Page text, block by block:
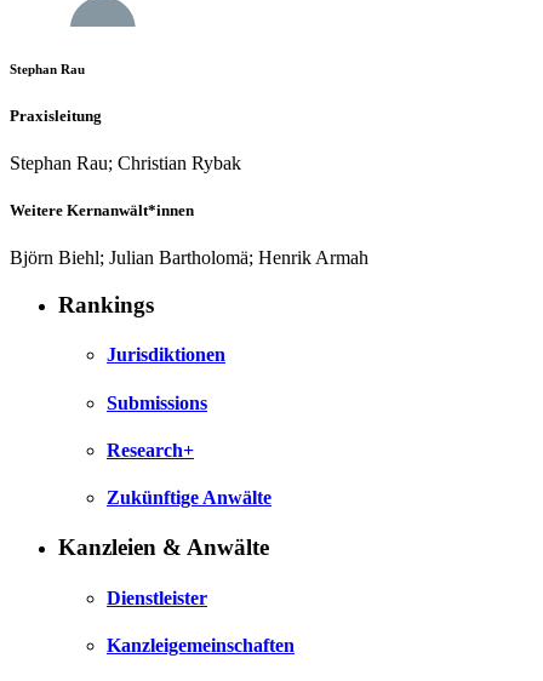
Stephan Rau
Praxisleitung
Stephan Rau; Christian Rybak
Weitere Kernanwält*innen
Björn Biehl; Julian Bartholomä; Henrik Armah
Rankings
Jurisdiktionen
Submissions
Research+
Zukünftige Anwälte
Kanzleien & Anwälte
Dienstleister
Kanzleigemeinschaften